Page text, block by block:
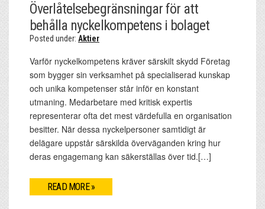
Överlåtelsebegränsningar för att
behålla nyckelkompetens i bolaget
Posted under: Aktier
Varför nyckelkompetens kräver särskilt skydd Företag
som bygger sin verksamhet på specialiserad kunskap
och unika kompetenser står inför en konstant
utmaning. Medarbetare med kritisk expertis
representerar ofta det mest värdefulla en organisation
besitter. När dessa nyckelpersoner samtidigt är
delägare uppstår särskilda överväganden kring hur
deras engagemang kan säkerställas över tid.[…]
READ MORE »